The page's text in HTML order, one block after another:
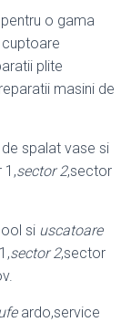
pentru o gama
plite
masini de
spalat vase si
1,sector 2,sector
si uscatoare
sector 2,sector
ardo,service